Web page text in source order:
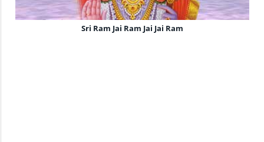
Sri Ram Jai Ram Jai Jai Ram